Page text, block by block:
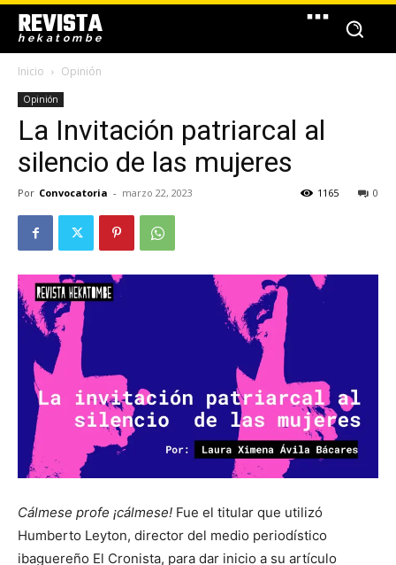
REVISTA
hekatombe
Inicio Opinión
Opinión
La Invitación patriarcal al
silencio de las mujeres
Por Convocatoria - marzo 22, 2023 0
1165
Cálmese profe ¡cálmese! Fue el titular que utilizó
Humberto Leyton, director del medio periodístico
ibaguereño El Cronista, para dar inicio a su artículo